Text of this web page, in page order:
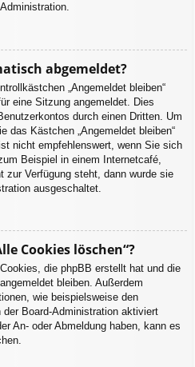
abgemeldet?
„Angemeldet bleiben“
eine Sitzung angemeldet. Dies
durch einen Dritten. Um
das Kästchen „Angemeldet bleiben“
nicht empfehlenswert, wenn Sie sich
Beispiel in einem Internetcafé,
zur Verfügung steht, dann wurde sie
ausgeschaltet.
Cookies löschen“?
die phpBB erstellt hat und die
bleiben. Außerdem
wie beispielsweise den
der Board-Administration aktiviert
An- oder Abmeldung haben, kann es